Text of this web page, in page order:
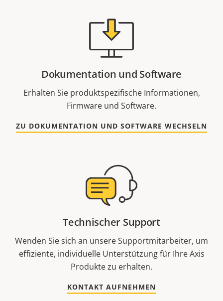
Dokumentation und Software
Erhalten Sie produktspezifische Informationen,
Firmware und Software.
ZU DOKUMENTATION UND SOFTWARE WECHSELN
Technischer Support
Wenden Sie sich an unsere Supportmitarbeiter, um
effiziente, individuelle Unterstützung für Ihre Axis
Produkte zu erhalten.
KONTAKT AUFNEHMEN